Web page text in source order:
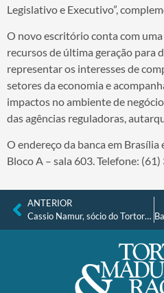
Legislativo e Executivo”,
O novo escritório conta com
recursos de última geração para
representar os interesses de
setores da economia e
impactos no ambiente de
das agências reguladoras,
O endereço da banca em
Bloco A – sala 603. Telefone:
ANTERIOR
Cassio Namur, sócio do Tortoro…